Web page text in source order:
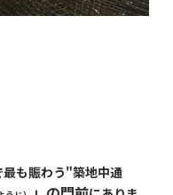
最も賑わう"築地中通